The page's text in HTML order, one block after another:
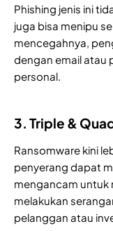
Phishing jenis ini
juga bisa menipu
mencegahnya,
dengan email atau
personal.
3. Triple &
Ransomware kini
penyerang dapat
mengancam untuk
melakukan
pelanggan atau